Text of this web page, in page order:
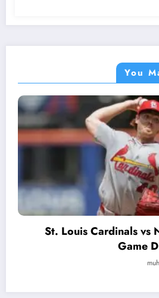
You
غير مصنف
Flock